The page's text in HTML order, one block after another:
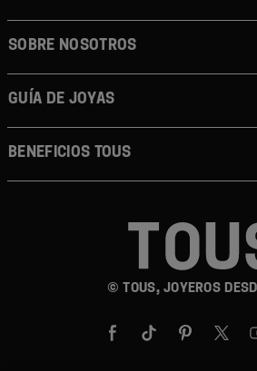
© TOUS, JOYEROS
SOBRE NOSOTROS
GUÍA DE JOYAS
BENEFICIOS TOUS